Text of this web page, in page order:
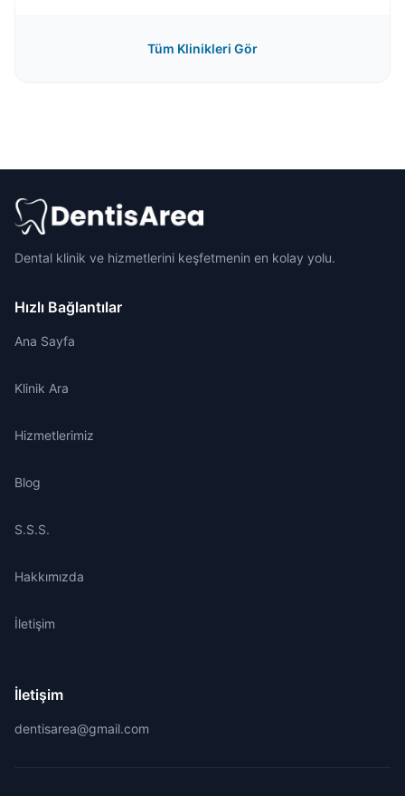
Tüm Klinikleri Gör
Dental klinik ve hizmetlerini keşfetmenin en kolay yolu.
Hızlı Bağlantılar
Ana Sayfa
Klinik Ara
Hizmetlerimiz
Blog
S.S.S.
Hakkımızda
İletişim
İletişim
dentisarea@gmail.com